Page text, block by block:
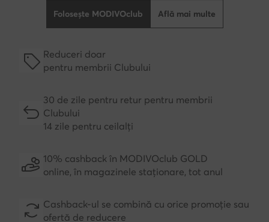
Folosește MODIVOclub Află mai multe
Reduceri doar
pentru membrii Clubului
30 de zile pentru retur pentru membrii
Clubului
14 zile pentru ceilalți
10% cashback în MODIVOclub GOLD
online, în magazinele staționare, tot anul
Cashback-ul se combină cu orice promoție sau
ofertă de reducere